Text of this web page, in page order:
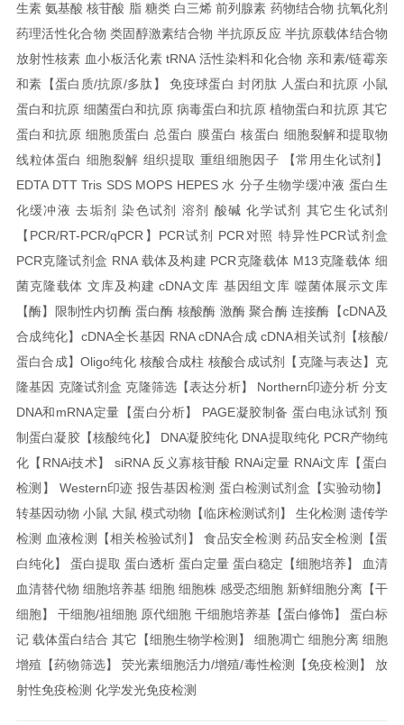
生素 氨基酸 核苷酸 脂 糖类 白三烯 前列腺素 药物结合物 抗氧化剂
药理活性化合物 类固醇激素结合物 半抗原反应 半抗原载体结合物
放射性核素 血小板活化素 tRNA 活性染料和化合物 亲和素/链霉亲
和素 【蛋白质/抗原/多肽】 免疫球蛋白 封闭肽 人蛋白和抗原 小鼠
蛋白和抗原 细菌蛋白和抗原 病毒蛋白和抗原 植物蛋白和抗原 其它
蛋白和抗原 细胞质蛋白 总蛋白 膜蛋白 核蛋白 细胞裂解和提取物
线粒体蛋白 细胞裂解 组织提取 重组细胞因子
【常用生化试剂】
EDTA DTT Tris SDS MOPS HEPES 水 分子生物学缓冲液 蛋白生
化缓冲液 去垢剂 染色试剂 溶剂 酸碱 化学试剂 其它生化试剂
【PCR/RT-PCR/qPCR】PCR试剂 PCR对照 特异性PCR试剂盒
PCR克隆试剂盒 RNA 载体及构建 PCR克隆载体 M13克隆载体 细
菌克隆载体 文库及构建 cDNA文库 基因组文库 噬菌体展示文库
【酶】限制性内切酶 蛋白酶 核酸酶 激酶 聚合酶 连接酶 【cDNA及
合成纯化】cDNA全长基因 RNA cDNA合成 cDNA相关试剂
【核酸/
蛋白合成】Oligo纯化 核酸合成柱 核酸合成试剂
【克隆与表达】克
隆基因 克隆试剂盒 克隆筛选 【表达分析】 Northern印迹分析 分支
DNA和mRNA定量 【蛋白分析】 PAGE凝胶制备 蛋白电泳试剂 预
制蛋白凝胶【核酸纯化】 DNA凝胶纯化 DNA提取纯化 PCR产物纯
化 【RNAi技术】 siRNA 反义寡核苷酸 RNAi定量 RNAi文库 【蛋白
检测】 Western印迹 报告基因检测 蛋白检测试剂盒 【实验动物】
转基因动物 小鼠 大鼠 模式动物 【临床检测试剂】 生化检测 遗传学
检测 血液检测
【相关检验试剂】 食品安全检测 药品安全检测
【蛋
白纯化】 蛋白提取 蛋白透析 蛋白定量 蛋白稳定 【细胞培养】 血清
血清替代物 细胞培养基 细胞 细胞株 感受态细胞 新鲜细胞分离 【干
细胞】 干细胞/祖细胞 原代细胞 干细胞培养基 【蛋白修饰】 蛋白标
记 载体蛋白结合 其它 【细胞生物学检测】 细胞凋亡 细胞分离 细胞
增殖 【药物筛选】 荧光素细胞活力/增殖/毒性检测
【免疫检测】 放
射性免疫检测 化学发光免疫检测